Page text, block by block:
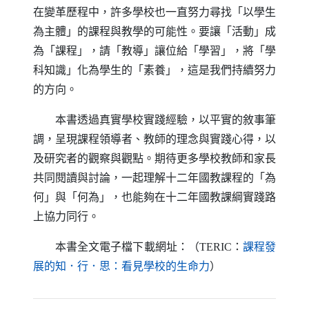
在變革歷程中，許多學校也一直努力尋找「以學生
為主體」的課程與教學的可能性。要讓「活動」成
為「課程」，請「教導」讓位給「學習」，將「學
科知識」化為學生的「素養」，這是我們持續努力
的方向。
本書透過真實學校實踐經驗，以平實的敘事筆
調，呈現課程領導者、教師的理念與實踐心得，以
及研究者的觀察與觀點。期待更多學校教師和家長
共同閱讀與討論，一起理解十二年國教課程的「為
何」與「何為」，也能夠在十二年國教課綱實踐路
上協力同行。
本書全文電子檔下載網址：（TERIC ： 課程發
展的知．行．思：看見學校的生命力（另開新視窗）
）